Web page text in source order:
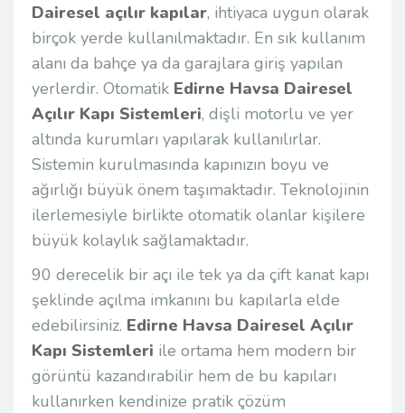
Dairesel açılır kapılar, ihtiyaca uygun olarak
birçok yerde kullanılmaktadır. En sık kullanım
alanı da bahçe ya da garajlara giriş yapılan
yerlerdir. Otomatik Edirne Havsa Dairesel
Açılır Kapı Sistemleri, dişli motorlu ve yer
altında kurumları yapılarak kullanılırlar.
Sistemin kurulmasında kapınızın boyu ve
ağırlığı büyük önem taşımaktadır. Teknolojinin
ilerlemesiyle birlikte otomatik olanlar kişilere
büyük kolaylık sağlamaktadır.
90 derecelik bir açı ile tek ya da çift kanat kapı
şeklinde açılma imkanını bu kapılarla elde
edebilirsiniz. Edirne Havsa Dairesel Açılır
Kapı Sistemleri ile ortama hem modern bir
görüntü kazandırabilir hem de bu kapıları
kullanırken kendinize pratik çözüm